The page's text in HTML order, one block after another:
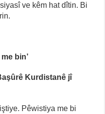
ve kêm hat dîtin. Bi
bin’
Kurdistanê jî
Pêwistiya me bi